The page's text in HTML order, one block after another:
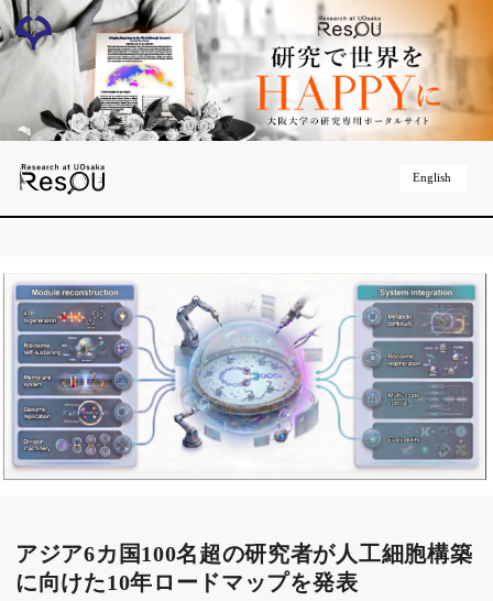
English
アジア6カ国100名超の研究者が人工細胞構築
に向けた10年ロードマップを発表